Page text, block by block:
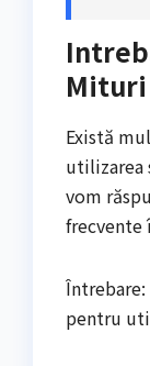
Mituri
Există
utilizarea
vom
frecvente
pentru